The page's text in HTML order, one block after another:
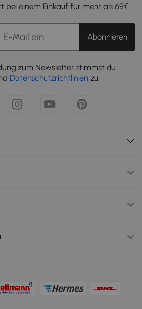
bei einem Einkauf für mehr als 69€
Abonnieren
zum Newsletter stimmst du
Datenschutzrichtlinien zu.